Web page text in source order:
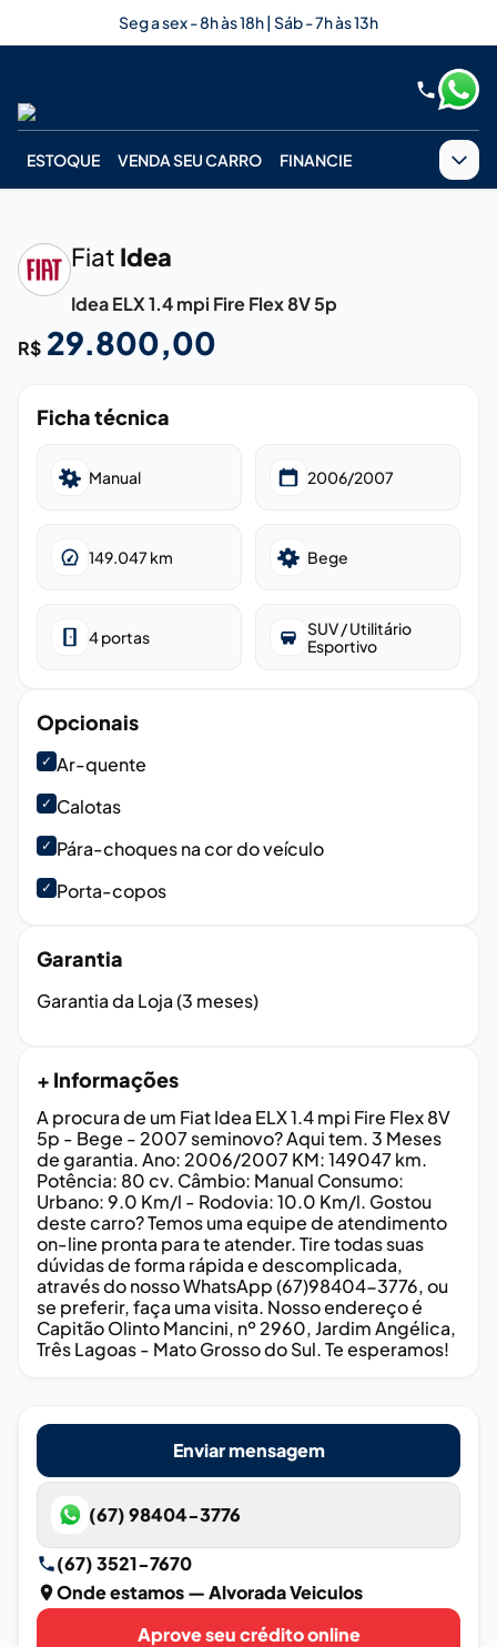
Seg a sex - 8h às 18h | Sáb - 7h às 13h
ESTOQUE VENDA SEU CARRO FINANCIE
Fiat Idea
Idea ELX 1.4 mpi Fire Flex 8V 5p
R$ 29.800,00
Ficha técnica
Manual 2006/2007
149.047 km Bege
4portas
SUV / Utilitário
Esportivo
Opcionais
✓ Ar-quente
✓ Calotas
✓ Pára-choques na cor do veículo
✓ Porta-copos
Garantia
Garantia da Loja (3 meses)
+ Informações
A procura de um Fiat Idea ELX 1.4 mpi Fire Flex 8V
5p - Bege - 2007 seminovo? Aqui tem. 3 Meses
de garantia. Ano: 2006/2007 KM: 149047 km.
Potência: 80 cv. Câmbio: Manual Consumo:
Urbano: 9.0 Km/l - Rodovia: 10.0 Km/l. Gostou
deste carro? Temos uma equipe de atendimento
on-line pronta para te atender. Tire todas suas
dúvidas de forma rápida e descomplicada,
através do nosso WhatsApp (67)98404-3776, ou
se preferir, faça uma visita. Nosso endereço é
Capitão Olinto Mancini, nº 2960, Jardim Angélica,
Três Lagoas - Mato Grosso do Sul. Te esperamos!
Enviar mensagem
(67) 98404-3776
(67) 3521-7670
Onde estamos— Alvorada Veiculos
Aprove seu crédito online